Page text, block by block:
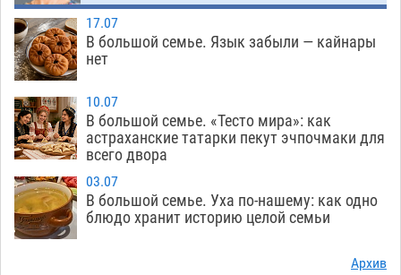
18:09
Астраханца будут судить за попытку сбыта
крупной партии прегабалина
08.08 611
Игорь Мартынов вручил награды тренерам и
учителям физкультуры Камызякского района
08.08 437
Ветеран из Астрахани отметил столетний
юбилей
14:19
Погибший на Донбассе волонтер из Астрахани
17.07
В большой семье. Язык забыли — кайнары
нет
10.07
В большой семье. «Тесто мира»: как
астраханские татарки пекут эчпочмаки для
всего двора
03.07
В большой семье. Уха по-нашему: как одно
блюдо хранит историю целой семьи
Архив